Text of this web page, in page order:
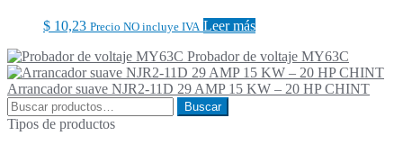
$ 10,23 Precio NO incluye IVA Leer más
Probador de voltaje MY63C
Arrancador suave NJR2-11D 29 AMP 15 KW – 20 HP CHINT
Buscar
por:
Buscar
Tipos de productos